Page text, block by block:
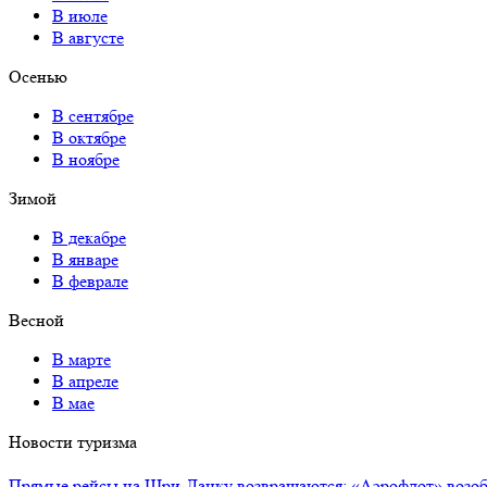
В июле
В августе
Осенью
В сентябре
В октябре
В ноябре
Зимой
В декабре
В январе
В феврале
Весной
В марте
В апреле
В мае
Новости туризма